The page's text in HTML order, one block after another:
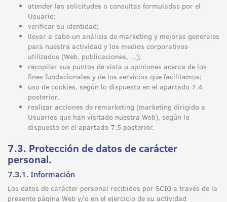
atender las solicitudes o consultas formuladas por el
Usuario;
verificar su identidad;
llevar a cabo un análisis de marketing y mejoras generales
para nuestra actividad y los medios corporativos
utilizados (Web, publicaciones, ...);
recopilar sus puntos de vista u opiniones acerca de los
fines fundacionales y de los servicios que facilitamos;
uso de cookies, según lo dispuesto en el apartado 7.4
posterior.
realizar acciones de remarketing (marketing dirigido a
Usuarios que han visitado nuestra Web), según lo
dispuesto en el apartado 7.5 posterior.
7.3. Protección de datos de carácter
personal.
7.3.1. Información
Los datos de carácter personal recibidos por SCIO a través de la
presente página Web y/o en el ejercicio de su actividad